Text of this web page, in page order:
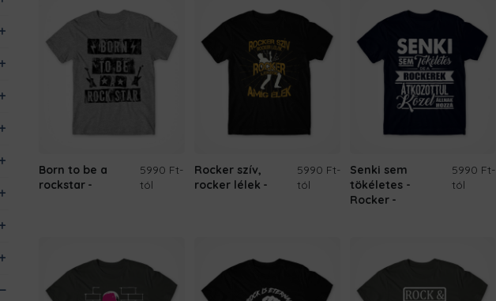
Born to be a
rockstar
5990 Ft-
tól
Rocker szív,
rocker lélek
5990 Ft-
tól
Senki sem
tökéletes -
Rocker
5990 Ft-
tól